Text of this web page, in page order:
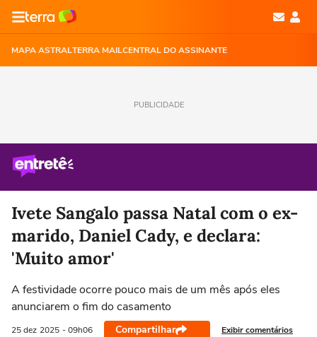
MAPA ASTRALTERRA MAILCENTRAL DO ASSINANTE
PUBLICIDADE
Ivete Sangalo passa Natal com o ex-
marido, Daniel Cady, e declara:
'Muito amor'
A festividade ocorre pouco mais de um mês após eles
anunciarem o fim do casamento
25 dez 2025 - 09h06 Compartilhar Exibir comentários